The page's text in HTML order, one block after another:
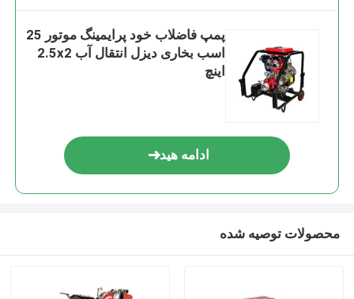
پمپ فاضلاب خود پرایمینگ موتور 25
اسب بخاری دیزل انتقال آب 2.5x2
اینچ
ادامه هید
محصولات توصیه شده